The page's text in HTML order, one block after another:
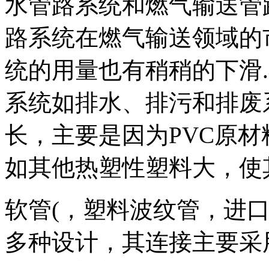
水管路系统和燃气输送
路系统在燃气输送领域
统的用量也有稍稍的下
系统如排水、排污和排
长，主要是因为PVC原
如其他热塑性塑料大，
软管(，塑料波纹管，进
多种设计，其连接主要